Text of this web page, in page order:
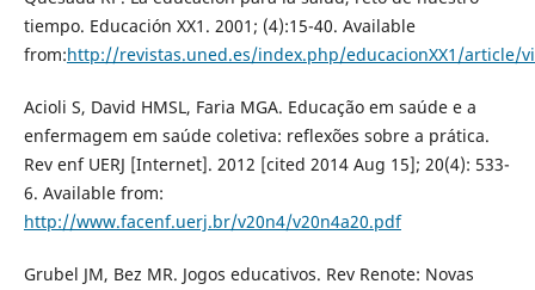
tiempo. Educación XX1. 2001; (4):15-40. Available
from:http://revistas.uned.es/index.php/educacionXX1/article/
Acioli S, David HMSL, Faria MGA. Educação em saúde e a
enfermagem em saúde coletiva: reflexões sobre a prática.
Rev enf UERJ [Internet]. 2012 [cited 2014 Aug 15]; 20(4): 533-
6. Available from:
http://www.facenf.uerj.br/v20n4/v20n4a20.pdf
Grubel JM, Bez MR. Jogos educativos. Rev Renote: Novas